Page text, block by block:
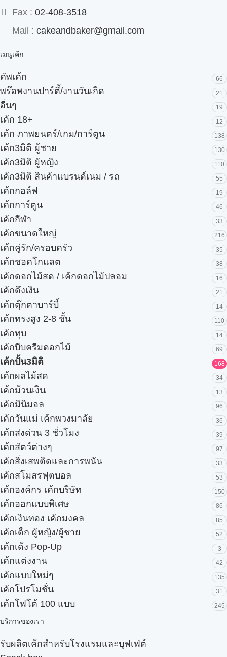
Fax : 02-408-3518
Mail : cakeandbaker@gmail.com
เมนูเค้ก
คัพเค้ก 66
พร๊อพงานปาร์ตี้/งานวันเกิด 21
อื่นๆ 19
เค้ก 18+ 12
เค้ก ภาพยนตร์/เกม/การ์ตูน 138
เค้ก3มิติ ผู้ชาย 130
เค้ก3มิติ ผู้หญิง 110
เค้ก3มิติ สินค้าแบรนด์เนม / รถ 55
เค้กกอล์ฟ 19
เค้กการ์ตูน 46
เค้กกีฬา 33
เค้กขนาดใหญ่ 216
เค้กคู่รัก/ครอบครัว 35
เค้กชอคโกแลต 38
เค้กดอกไม้สด / เค้กดอกไม้ปลอม 16
เค้กดึงเงิน 21
เค้กตุ๊กตาบาร์บี้ 14
เค้กทรงสูง 2-8 ชั้น 110
เค้กทุบ 14
เค้กบีบครีมดอกไม้ 69
เค้กปั้น3มิติ 168
เค้กผลไม้สด 34
เค้กม้วนเงิน 13
เค้กมินิมอล 96
เค้กวันแม่ เค้กพวงมาลัย 36
เค้กส่งด่วน 3 ชั่วโมง 39
เค้กสัตว์ต่างๆ 97
เค้กสิ่งเสพติดและการพนัน 33
เค้กสโมสรฟุตบอล 53
เค้กองค์กร เค้กบริษัท 150
เค้กออกแบบพิเศษ 86
เค้กเงินทอง เค้กมงคล 85
เค้กเด็ก ผู้หญิง/ผู้ชาย 52
เค้กเด้ง Pop-Up 3
เค้กแต่งงาน 42
เค้กแบบใหม่ๆ 135
เค้กโปรโมชั่น 31
เค้กโฟโต้ 100 แบบ 245
บริการของเรา
รับผลิตเค้กสำหรับโรงแรมและบุฟเฟ่ต์